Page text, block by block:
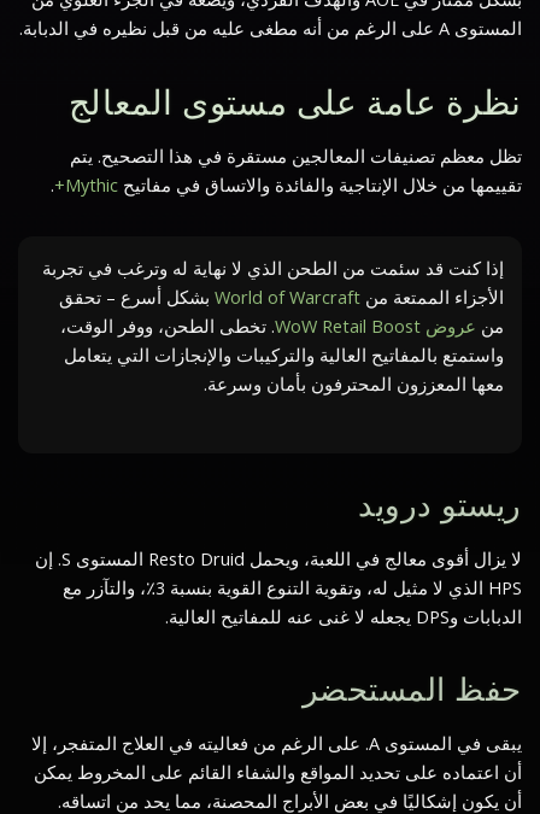
المستوى A على الرغم من أنه مطغى عليه من قبل نظيره في الدبابة.
نظرة عامة على مستوى المعالج
تظل معظم تصنيفات المعالجين مستقرة في هذا التصحيح. يتم
تقييمها من خلال الإنتاجية والفائدة والاتساق في مفاتيح Mythic+
.
إذا كنت قد سئمت من الطحن الذي لا نهاية له وترغب في تجربة
الأجزاء الممتعة من World of Warcraft بشكل أسرع – تحقق
من عروض WoW Retail Boost
. تخطى الطحن، ووفر الوقت،
واستمتع بالمفاتيح العالية والتركيبات والإنجازات التي يتعامل
معها المعززون المحترفون بأمان وسرعة.
ريستو درويد
لا يزال أقوى معالج في اللعبة، ويحمل Resto Druid المستوى S. إن
HPS الذي لا مثيل له، وتقوية التنوع القوية بنسبة 3٪، والتآزر مع
الدبابات وDPS يجعله لا غنى عنه للمفاتيح العالية.
حفظ المستحضر
يبقى في المستوى A. على الرغم من فعاليته في العلاج المتفجر، إلا
أن اعتماده على تحديد المواقع والشفاء القائم على المخروط يمكن
أن يكون إشكاليًا في بعض الأبراج المحصنة، مما يحد من اتساقه.